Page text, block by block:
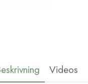
Videos